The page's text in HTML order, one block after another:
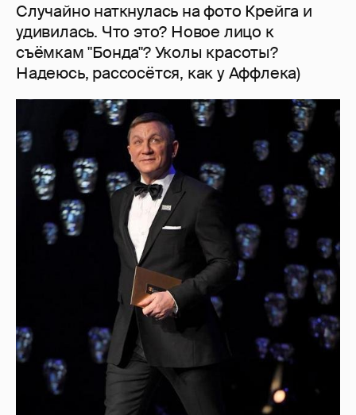
Случайно наткнулась на фото Крейга и
удивилась. Что это? Новое лицо к
съёмкам "Бонда"? Уколы красоты?
Надеюсь, рассосётся, как у Аффлека)